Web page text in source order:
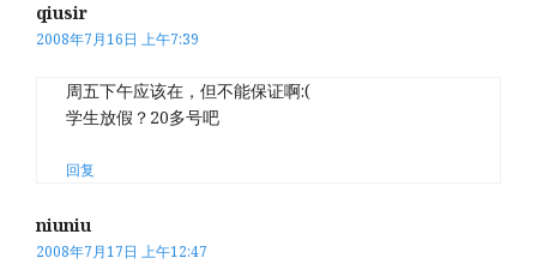
qiusir
2008年7月16日 上午7:39
周五下午应该在，但不能保证啊:(
学生放假？20多号吧
回复
niuniu
2008年7月17日 上午12:47